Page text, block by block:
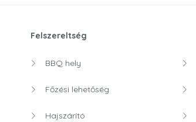
Felszereltség
BBQ hely
Főzési lehetőség
Hajszárító